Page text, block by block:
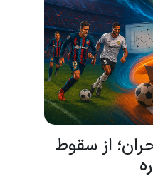
از سقوط